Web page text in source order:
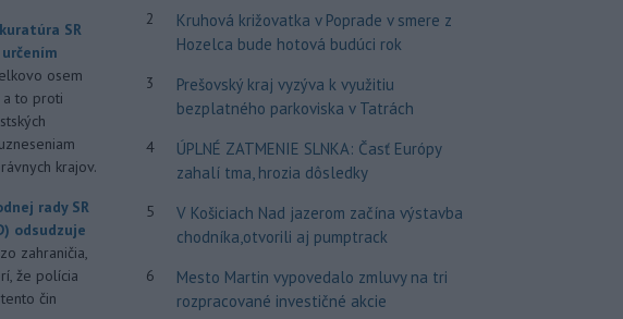
SR
osem
a to proti
krajov.
rady SR
odsudzuje
zahraničia,
že polícia
čin
2
Kruhová križovatka v Poprade v smere z
Hozelca bude hotová budúci rok
3
Prešovský kraj vyzýva k využitiu
bezplatného parkoviska v Tatrách
4
ÚPLNÉ ZATMENIE SLNKA: Časť Európy
zahalí tma, hrozia dôsledky
5
V Košiciach Nad jazerom začína výstavba
chodníka,otvorili aj pumptrack
6
Mesto Martin vypovedalo zmluvy na tri
rozpracované investičné akcie